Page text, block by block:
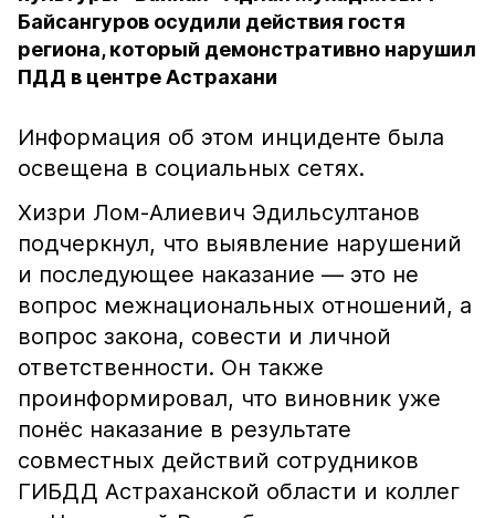
Байсангуров осудили действия гостя
региона, который демонстративно нарушил
ПДД в центре Астрахани
Информация об этом инциденте была
освещена в социальных сетях.
Хизри Лом-Алиевич Эдильсултанов
подчеркнул, что выявление нарушений
и последующее наказание — это не
вопрос межнациональных отношений, а
вопрос закона, совести и личной
ответственности. Он также
проинформировал, что виновник уже
понёс наказание в результате
совместных действий сотрудников
ГИБДД Астраханской области и коллег